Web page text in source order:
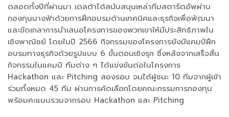
ตลอดทั้งปีที่ผ่านมา เดลต้าได้สนับสนุนเหล่าทีมสตาร์ตอัพผ่าน
กองทุนนางฟ้าด้วยการฝึกอบรมด้านเทคนิคและธุรกิจเพื่อพัฒนา
และขัดเกลาการนำเสนอโครงการของพวกเขาให้มีประสิทธิภาพใน
เชิงพาณิชย์ โดยในปี 2566 กิจกรรมของโครงการยังมีแคมป์ฝึก
อบรมทางธุรกิจด้วยรูปแบบ 6 ขั้นตอนเชิงรุก ซึ่งหลังจากเสร็จสิ้น
กิจกรรมในแคมป์ ทีมต่าง ๆ ได้แข่งขันต่อในโครงการ
Hackathon และ Pitching สองรอบ จนได้ผู้ชนะ 10 ทีมจากผู้เข้า
ร่วมทั้งหมด 45 ทีม ผ่านการคัดเลือกโดยคณะกรรมการกองทุน
พร้อมคะแนนรวมจากรอบ Hackathon และ Pitching